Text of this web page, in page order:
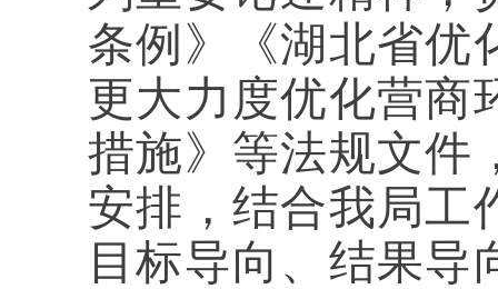
条例》《湖北省优
更大力度优化营商
措施》等法规文件
安排，结合我局工
目标导向、结果导